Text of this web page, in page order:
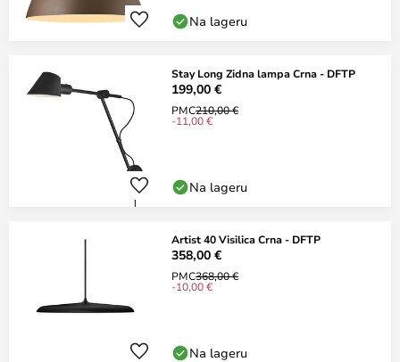
Na lageru
Stay Long Zidna lampa Crna - DFTP
199,00 €
PMC210,00 €
-11,00 €
Na lageru
Artist 40 Visilica Crna - DFTP
358,00 €
PMC368,00 €
-10,00 €
Na lageru